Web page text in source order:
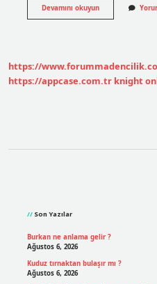
Devamını okuyunUrug
Ne
https://
https://appcase.com.tr knight
Son Yazılar
Burkan ne anlama gelir ?
Ağustos 6, 2026
Kuduz tırnaktan bulaşır mı ?
Ağustos 6, 2026